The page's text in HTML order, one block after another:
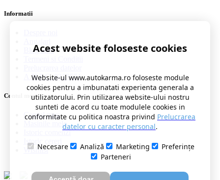
Informatii
Blog auto
A.N.P.C. 0219551
Contul meu
Contul meu
Masinile mele
Istoric comenzi
Istoric cereri
Wishlist
Acest website foloseste cookies
Website-ul www.autokarma.ro foloseste module
cookies pentru a imbunatati experienta generala a
utilizatorului. Prin utilizarea website-ului nostru
sunteti de acord cu toate modulele cookies in
conformitate cu politica noastra privind Prelucrarea
datelor cu caracter personal.
Necesare Analiză Marketing
Preferințe
Parteneri